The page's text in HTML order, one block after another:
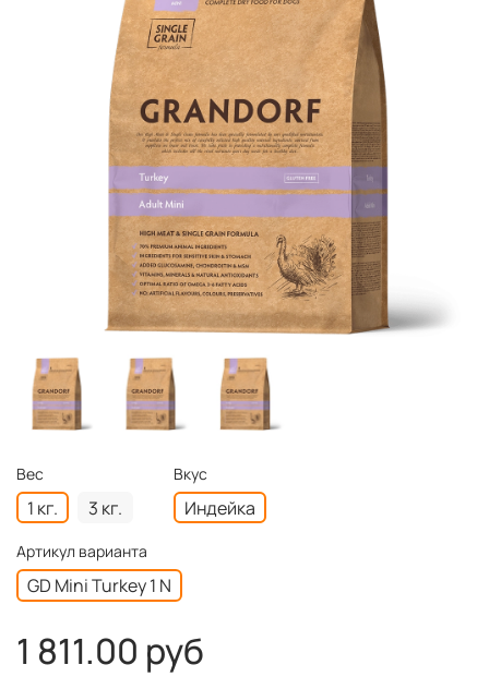
Вес
1 кг. 3 кг.
Вкус
Индейка
Артикул варианта
GD Mini Turkey 1 N
1 811.00 руб